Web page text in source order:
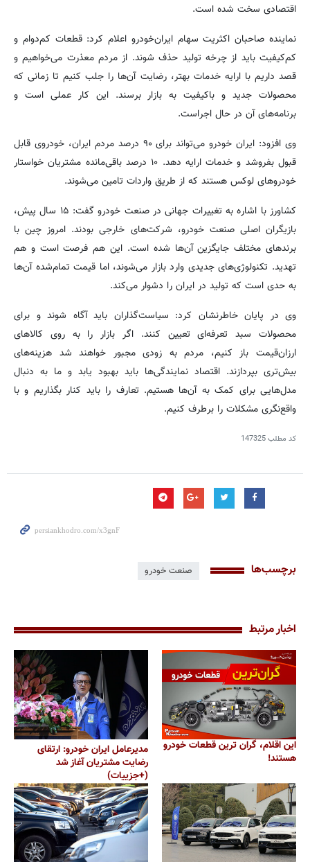
اقتصادی سخت شده است.
نماینده صاحبان اکثریت سهام ایران‌خودرو اعلام کرد: قطعات کم‌دوام و
کم‌کیفیت باید از چرخه تولید حذف شوند. از مردم معذرت می‌خواهیم و
قصد داریم با ارایه خدمات بهتر، رضایت آن‌ها را جلب کنیم تا زمانی که
محصولات جدید و باکیفیت به بازار برسند. این کار عملی است و
برنامه‌های آن در حال اجراست.
وی افزود: ایران خودرو می‌تواند برای ۹۰ درصد مردم ایران، خودروی قابل
قبول بفروشد و خدمات ارایه دهد. ۱۰ درصد باقی‌مانده مشتریان خواستار
خودروهای لوکس هستند که از طریق واردات تامین می‌شوند.
کشاورز با اشاره به تغییرات جهانی در صنعت خودرو گفت: ۱۵ سال پیش،
بازیگران اصلی صنعت خودرو، شرکت‌های خارجی بودند. امروز چین با
برندهای مختلف جایگزین آن‌ها شده است. این هم فرصت است و هم
تهدید. تکنولوژی‌های جدیدی وارد بازار می‌شوند، اما قیمت تمام‌شده آن‌ها
به حدی است که تولید در ایران را دشوار می‌کند.
وی در پایان خاطرنشان کرد: سیاست‌گذاران باید آگاه شوند و برای
محصولات سبد تعرفه‌ای تعیین کنند. اگر بازار را به روی کالاهای
ارزان‌قیمت باز کنیم، مردم به زودی مجبور خواهند شد هزینه‌های
بیش‌تری بپردازند. اقتصاد نمایندگی‌ها باید بهبود یابد و ما به دنبال
مدل‌هایی برای کمک به آن‌ها هستیم. تعارف را باید کنار بگذاریم و با
واقع‌نگری مشکلات را برطرف کنیم.
کد مطلب147325
برچسب‌ها صنعت خودرو
اخبار مرتبط
این اقلام، گران ترین قطعات خودرو
هستند!
مدیرعامل ایران خودرو: ارتقای
رضایت مشتریان آغاز شد
(+جزییات)